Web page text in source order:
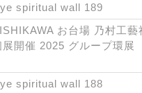
spiritual wall 189
お台場 乃村工藝
展開催 2025 グループ環
spiritual wall 188